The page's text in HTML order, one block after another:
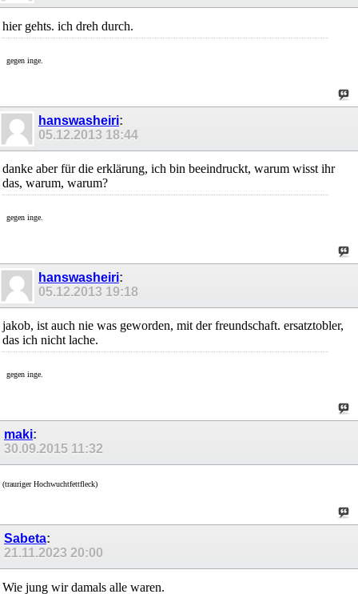
hier gehts. ich dreh durch.
gegen inge.
hanswasheiri:
05.12.2013 18:44
danke aber für die erklärung, ich bin beeindruckt, warum wisst ihr
das, warum, warum?
gegen inge.
hanswasheiri:
05.12.2013 19:18
jakob, ist auch nie was geworden, mit der freundschaft. ersatztobler,
das ich nicht lache.
gegen inge.
maki:
30.09.2015 11:32
(trauriger Hochwuchtfettfleck)
Sabeta:
21.11.2023 20:00
Wie jung wir damals alle waren.